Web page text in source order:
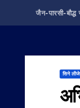
जैन-पारसी-बौद्ध
सिने